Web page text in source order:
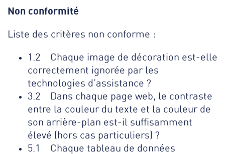
Non conformité
Liste des critères non conforme :
1.2 Chaque image de décoration est-elle
correctement ignorée par les
technologies d’assistance ?
3.2 Dans chaque page web, le contraste
entre la couleur du texte et la couleur de
son arrière-plan est-il suffisamment
élevé (hors cas particuliers) ?
5.1 Chaque tableau de données